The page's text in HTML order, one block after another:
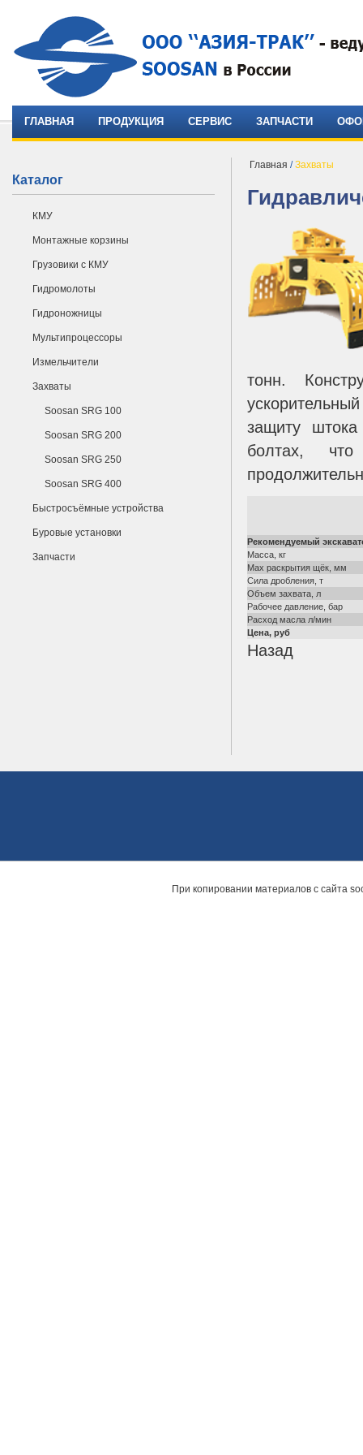
ГЛАВНАЯ ПРОДУКЦИЯ СЕРВИС ЗАПЧАСТИ
Каталог
КМУ
Монтажные корзины
Грузовики с КМУ
Гидромолоты
Гидроножницы
Мультипроцессоры
Измельчители
Захваты
Soosan SRG 100
Soosan SRG 200
Soosan SRG 250
Soosan SRG 400
Быстросъёмные устройства
Буровые установки
Запчасти
Главная / Захваты
тонн.
защиту
болтах,
Рекомендуемый
Масса, кг
Мах раскрытия щёк, мм
Сила дробления, т
Объем захвата, л
Рабочее давление, бар
Расход масла л/мин
Цена, руб
Назад
При копировании материалов с сайта